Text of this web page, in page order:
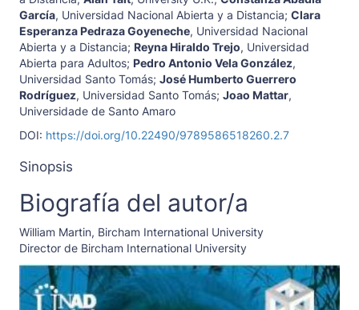
García, Universidad Nacional Abierta y a Distancia; Clara
Esperanza Pedraza Goyeneche, Universidad Nacional
Abierta y a Distancia; Reyna Hiraldo Trejo, Universidad
Abierta para Adultos; Pedro Antonio Vela González,
Universidad Santo Tomás; José Humberto Guerrero
Rodríguez, Universidad Santo Tomás; Joao Mattar,
Universidade de Santo Amaro
DOI: https://doi.org/10.22490/9789586518260.2.7
Sinopsis
Biografía del autor/a
William Martin, Bircham International University
Director de Bircham International University